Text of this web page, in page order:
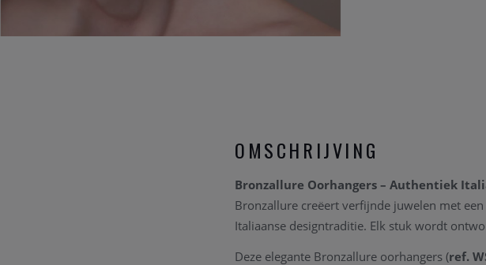
OMSCHRIJVING
Bronzallure Oorhangers – Authentiek
Bronzallure creëert verfijnde juwelen met
Italiaanse designtraditie. Elk stuk wordt
Deze elegante Bronzallure oorhangers (ref.